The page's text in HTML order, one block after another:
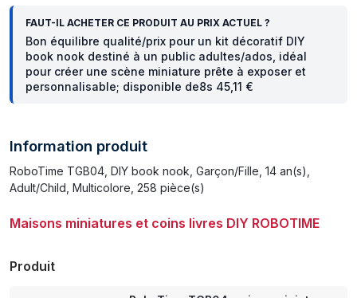
FAUT-IL ACHETER CE PRODUIT AU PRIX ACTUEL ?
Bon équilibre qualité/prix pour un kit décoratif DIY
book nook destiné à un public adultes/ados, idéal
pour créer une scène miniature prête à exposer et
personnalisable; disponible de8s 45,11 €
Information produit
RoboTime TGB04, DIY book nook, Garçon/Fille, 14 an(s),
Adult/Child, Multicolore, 258 pièce(s)
Maisons miniatures et coins livres DIY ROBOTIME
Produit